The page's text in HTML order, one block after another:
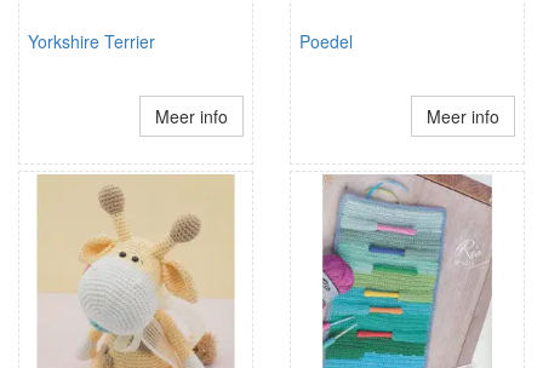
Yorkshire Terrier
Meer info
Poedel
Meer info